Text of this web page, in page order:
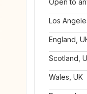
Open to
Los
England,
Scotland,
Wales, UK